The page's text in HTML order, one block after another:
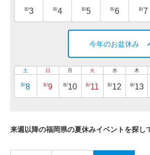
8/3 8/4 8/5 8/6 8/7
今年のお盆休み
土
8/8
日
8/9
月
8/10
火
8/11
水
8/12
木
8/13
来週以降の福岡県の夏休みイベントを探し